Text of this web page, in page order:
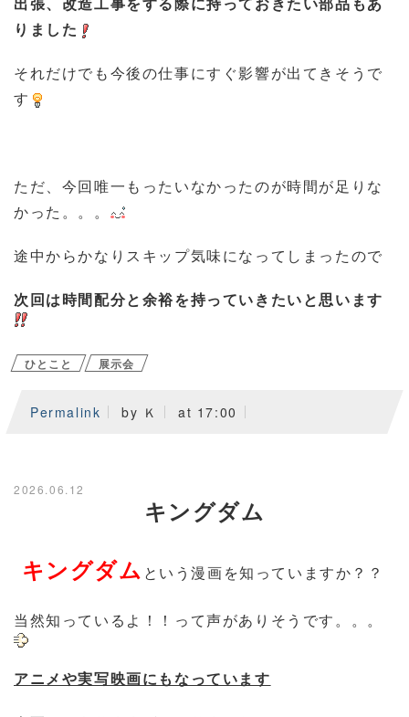
りました
それだけでも今後の仕事にすぐ影響が出てきそうで
す
ただ、今回唯一もったいなかったのが時間が足りな
かった。。。
途中からかなりスキップ気味になってしまったので
次回は時間配分と余裕を持っていきたいと思います
ひとこと 展示会
Permalink by Ｋ at 17:00
2026.06.12
キングダム
キングダム という漫画を知っていますか？？
当然知っているよ！！って声がありそうです。。。
アニメや実写映画にもなっています